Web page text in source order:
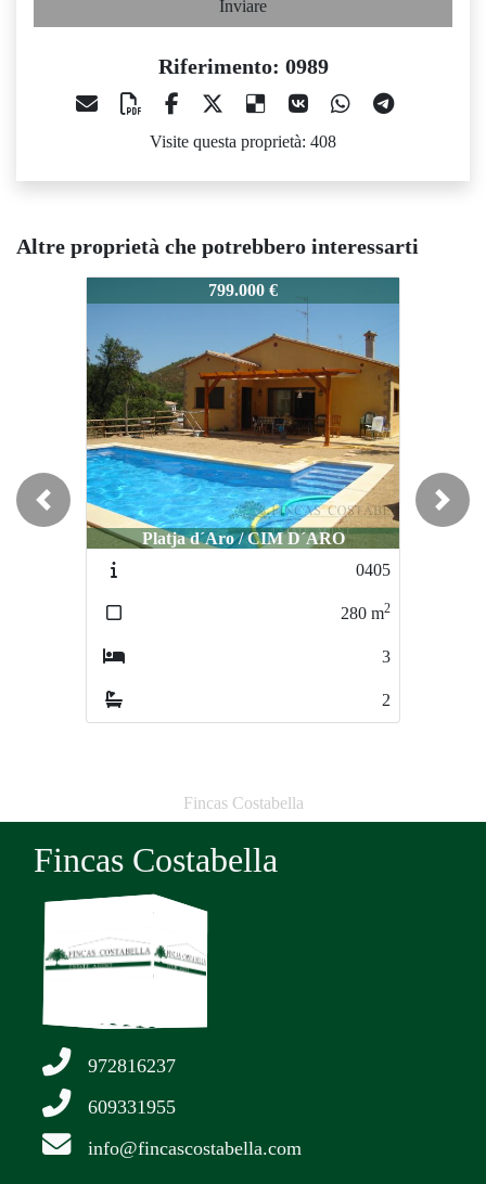
Inviare
Riferimento: 0989
Visite questa proprietà: 408
Altre proprietà che potrebbero interessarti
Platja d´Aro / CIM D´ARO
899.000 €
Platja d´Aro / Urbanización Mas Ros
5067
526m
Previous Next
Fincas Costabella
Fincas Costabella
972816237
609331955
info@fincascostabella.com